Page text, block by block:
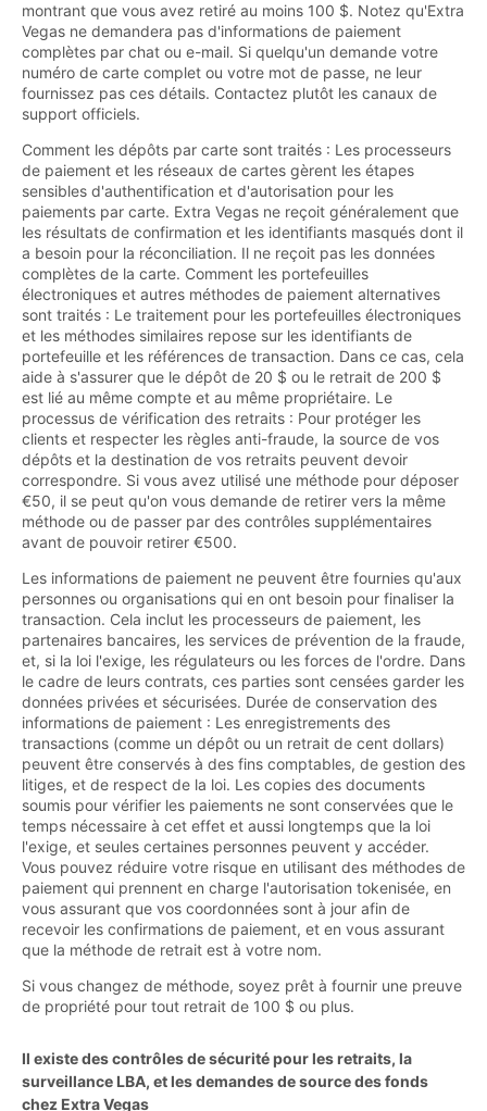
montrant que vous avez retiré au moins 100 $. Notez qu'Extra
Vegas ne demandera pas d'informations de paiement
complètes par chat ou e-mail. Si quelqu'un demande votre
numéro de carte complet ou votre mot de passe, ne leur
fournissez pas ces détails. Contactez plutôt les canaux de
support officiels.
Comment les dépôts par carte sont traités : Les processeurs
de paiement et les réseaux de cartes gèrent les étapes
sensibles d'authentification et d'autorisation pour les
paiements par carte. Extra Vegas ne reçoit généralement que
les résultats de confirmation et les identifiants masqués dont il
a besoin pour la réconciliation. Il ne reçoit pas les données
complètes de la carte. Comment les portefeuilles
électroniques et autres méthodes de paiement alternatives
sont traités : Le traitement pour les portefeuilles électroniques
et les méthodes similaires repose sur les identifiants de
portefeuille et les références de transaction. Dans ce cas, cela
aide à s'assurer que le dépôt de 20 $ ou le retrait de 200 $
est lié au même compte et au même propriétaire. Le
processus de vérification des retraits : Pour protéger les
clients et respecter les règles anti-fraude, la source de vos
dépôts et la destination de vos retraits peuvent devoir
correspondre. Si vous avez utilisé une méthode pour déposer
€50, il se peut qu'on vous demande de retirer vers la même
méthode ou de passer par des contrôles supplémentaires
avant de pouvoir retirer €500.
Les informations de paiement ne peuvent être fournies qu'aux
personnes ou organisations qui en ont besoin pour finaliser la
transaction. Cela inclut les processeurs de paiement, les
partenaires bancaires, les services de prévention de la fraude,
et, si la loi l'exige, les régulateurs ou les forces de l'ordre. Dans
le cadre de leurs contrats, ces parties sont censées garder les
données privées et sécurisées. Durée de conservation des
informations de paiement : Les enregistrements des
transactions (comme un dépôt ou un retrait de cent dollars)
peuvent être conservés à des fins comptables, de gestion des
litiges, et de respect de la loi. Les copies des documents
soumis pour vérifier les paiements ne sont conservées que le
temps nécessaire à cet effet et aussi longtemps que la loi
l'exige, et seules certaines personnes peuvent y accéder.
Vous pouvez réduire votre risque en utilisant des méthodes de
paiement qui prennent en charge l'autorisation tokenisée, en
vous assurant que vos coordonnées sont à jour afin de
recevoir les confirmations de paiement, et en vous assurant
que la méthode de retrait est à votre nom.
Si vous changez de méthode, soyez prêt à fournir une preuve
de propriété pour tout retrait de 100 $ ou plus.
Il existe des contrôles de sécurité pour les retraits, la
surveillance LBA, et les demandes de source des fonds
chez Extra Vegas